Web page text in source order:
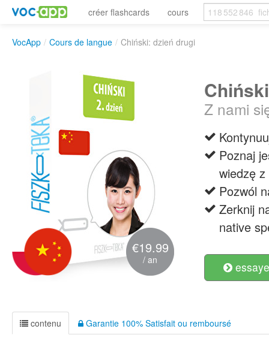
créer flashcards cours
VocApp / Cours de langue / Chiński: dzień drugi
€19.99
/ an
Z nami
Poznaj
wiedzę
Pozwól
Zerknij
native
contenu Garantie 100% Satisfait ou remboursé